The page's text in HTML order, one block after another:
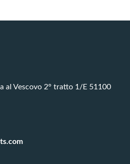
al Vescovo 2° tratto 1/E 51100